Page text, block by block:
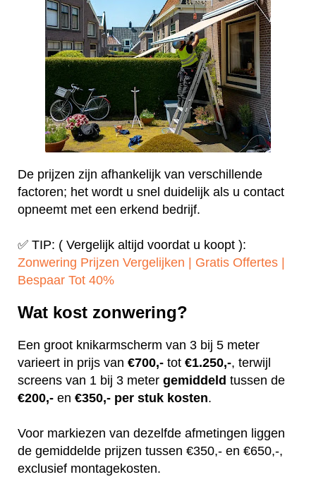
De prijzen zijn afhankelijk van verschillende
factoren; het wordt u snel duidelijk als u contact
opneemt met een erkend bedrijf.
✅ TIP: ( Vergelijk altijd voordat u koopt ):
Zonwering Prijzen Vergelijken | Gratis Offertes |
Bespaar Tot 40%‎
Wat kost zonwering?
Een groot knikarmscherm van 3 bij 5 meter
varieert in prijs van €700,- tot €1.250,-, terwijl
screens van 1 bij 3 meter gemiddeld tussen de
€200,- en €350,- per stuk kosten.
Voor markiezen van dezelfde afmetingen liggen
de gemiddelde prijzen tussen €350,- en €650,-,
exclusief montagekosten.